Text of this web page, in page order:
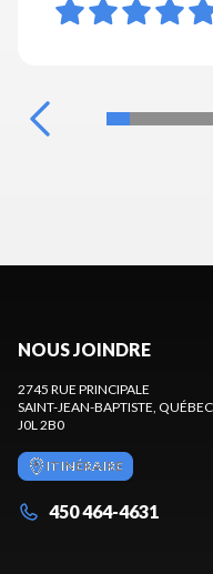
NOUS JOINDRE
2745 RUE PRINCIPALE
SAINT-JEAN-BAPTISTE , QUÉBEC
J0L 2B0
ITINÉRAIRE
450 464-4631